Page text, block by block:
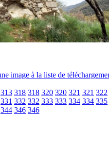
313 318 318 320 320 321 321 322
331 332 332 333 333 334 334 335
344 346 346